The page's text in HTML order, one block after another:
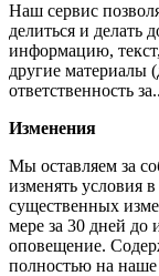
Наш сервис
делиться и
информацию,
другие материалы
ответственность
Изменения
Мы оставляем за
изменять условия
существенных
мере за 30 дней до
оповещение.
полностью на наше